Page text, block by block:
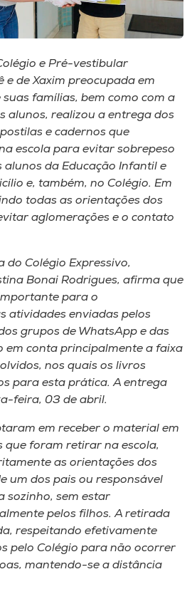
e Pré-vestibular
e de Xaxim preocupada em
famílias, bem como com a
alunos, realizou a entrega dos
e cadernos que
escola para evitar sobrepeso
alunos da Educação Infantil e
e, também, no Colégio. Em
todas as orientações dos
aglomerações e o contato
do Colégio Expressivo,
Bonai Rodrigues, afirma que
para o
atividades enviadas pelos
grupos de WhatsApp e das
em conta principalmente a faixa
nos quais os livros
para esta prática. A entrega
feira, 03 de abril.
em receber o material em
que foram retirar na escola,
as orientações dos
um dos pais ou responsável
sozinho, sem estar
pelos filhos. A retirada
respeitando efetivamente
pelo Colégio para não ocorrer
mantendo-se a distância